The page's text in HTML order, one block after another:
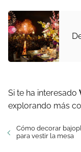
Si te ha interesado
explorando más
Cómo decorar
para vestir la mesa